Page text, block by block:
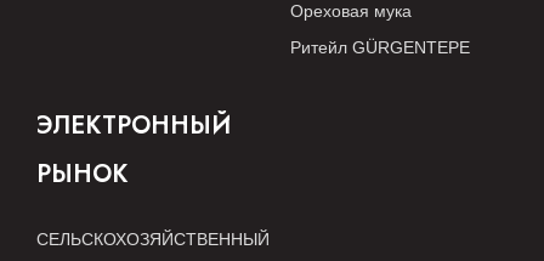
Ореховая мука
Ритейл GÜRGENTEPE
ЭЛЕКТРОННЫЙ
РЫНОК
СЕЛЬСКОХОЗЯЙСТВЕННЫЙ